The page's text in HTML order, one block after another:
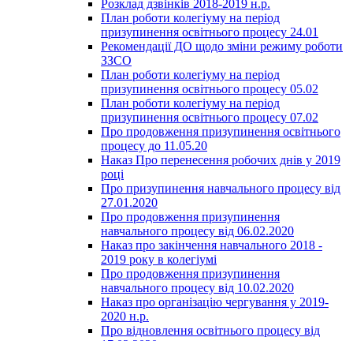
Розклад дзвінків 2018-2019 н.р.
План роботи колегіуму на період
призупинення освітнього процесу 24.01
Рекомендації ДО щодо зміни режиму роботи
ЗЗСО
План роботи колегіуму на період
призупинення освітнього процесу 05.02
План роботи колегіуму на період
призупинення освітнього процесу 07.02
Про продовження призупинення освітнього
процесу до 11.05.20
Наказ Про перенесення робочих днів у 2019
році
Про призупинення навчального процесу від
27.01.2020
Про продовження призупинення
навчального процесу від 06.02.2020
Наказ про закінчення навчального 2018 -
2019 року в колегіумі
Про продовження призупинення
навчального процесу від 10.02.2020
Наказ про організацію чергування у 2019-
2020 н.р.
Про відновлення освітнього процесу від